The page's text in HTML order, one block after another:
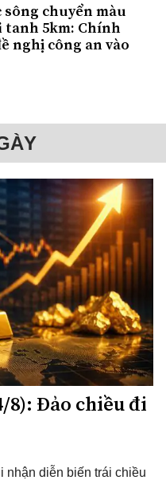
sông chuyển màu
tanh 5km: Chính
nghị công an vào
8): Đảo chiều đi
nhận diễn biến trái chiều